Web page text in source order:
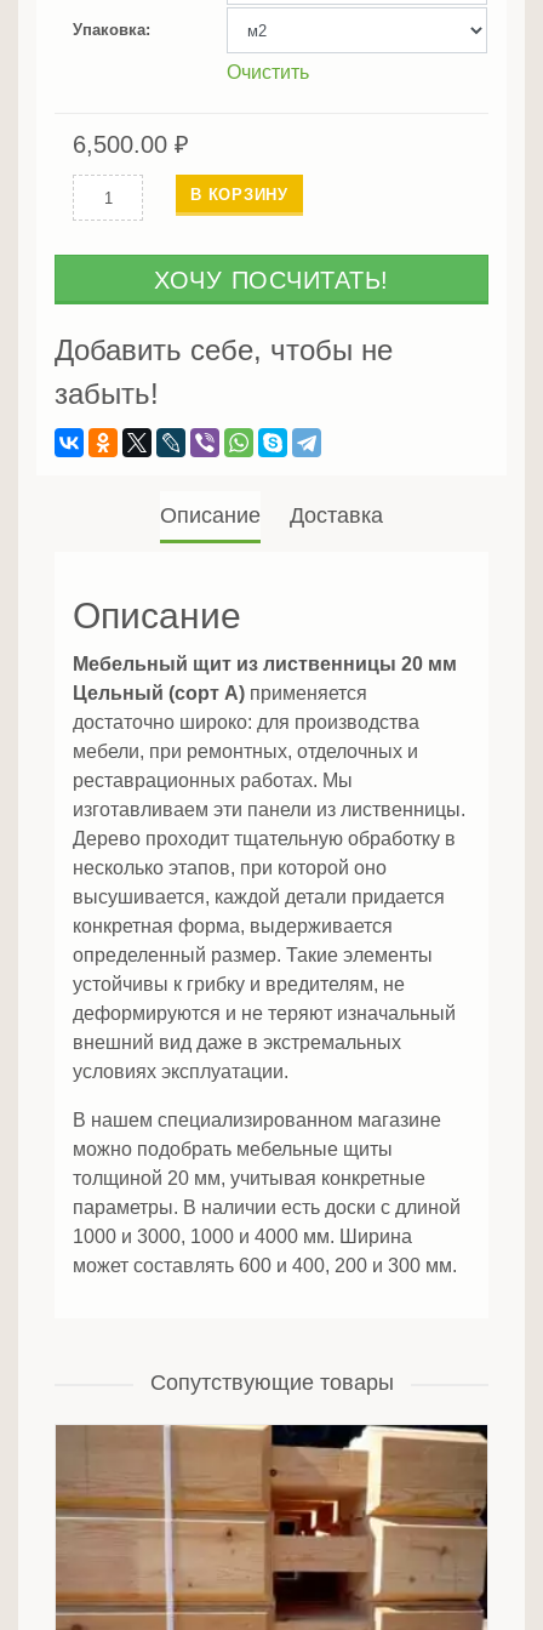
Упаковка
Очистить
6,500.00 ₽
Количество
Мебельный
мм
Цельный
(сорт
А)
В КОРЗИНУ
ХОЧУ ПОСЧИТАТЬ!
Добавить себе, чтобы не
забыть!
Описание Доставка
Описание
Мебельный щит из лиственницы 20 мм
Цельный (сорт А) применяется
достаточно широко: для производства
мебели, при ремонтных, отделочных и
реставрационных работах. Мы
изготавливаем эти панели из лиственницы.
Дерево проходит тщательную обработку в
несколько этапов, при которой оно
высушивается, каждой детали придается
конкретная форма, выдерживается
определенный размер. Такие элементы
устойчивы к грибку и вредителям, не
деформируются и не теряют изначальный
внешний вид даже в экстремальных
условиях эксплуатации.
В нашем специализированном магазине
можно подобрать мебельные щиты
толщиной 20 мм, учитывая конкретные
параметры. В наличии есть доски с длиной
1000 и 3000, 1000 и 4000 мм. Ширина
может составлять 600 и 400, 200 и 300 мм.
Сопутствующие товары